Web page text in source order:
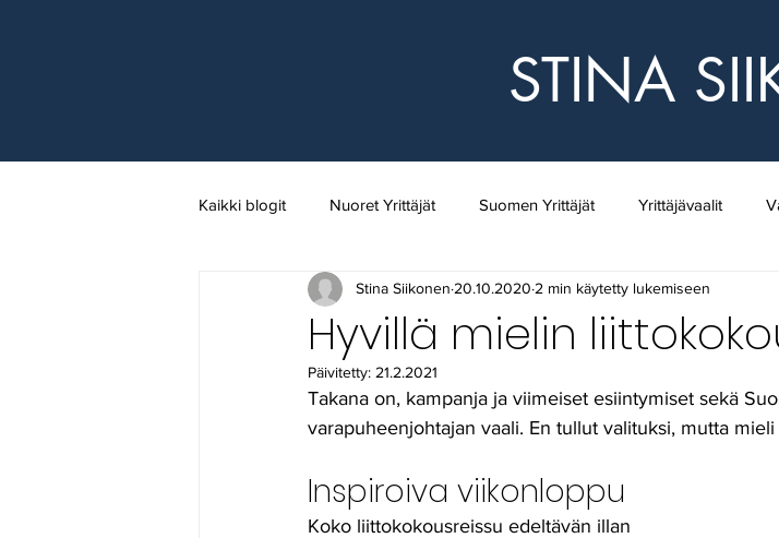
STINA
Kaikki blogit Nuoret Yrittäjät Suomen Yrittäjät Yrittäjävaalit
Kunnallispolitiikka Salon kokoomus Vapaa-ajan lautakunta
Mielipidekirjoitus Kaupungin kehittäminen
Hyvillä mielin
Stina Siikonen 20.10.2020 2 min käytetty lukemiseen
Päivitetty: 21.2.2021
Takana on, kampanja ja viimeiset esiintymiset sekä
varapuheenjohtajan vaali. En tullut valituksi, mutta
Inspiroiva viikonloppu
Koko liittokokousreissu edeltävän illan